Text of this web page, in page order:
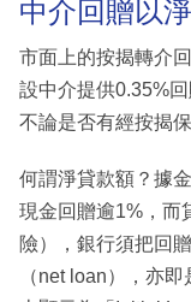
中介回贈以
市面上的按揭轉介
設中介提供0.35%
不論是否有經按揭
何謂淨貸款額？據
現金回贈逾1%，而
險），銀行須把回
（net loan），亦